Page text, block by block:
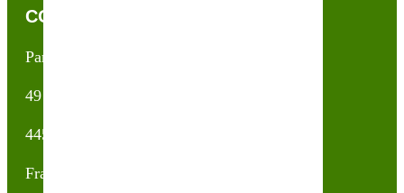
CONTACTEZ-NOUS !
Partner & Co SAS
49 avenue du Général de Gaulle
44500 La Baule Escoublac
France